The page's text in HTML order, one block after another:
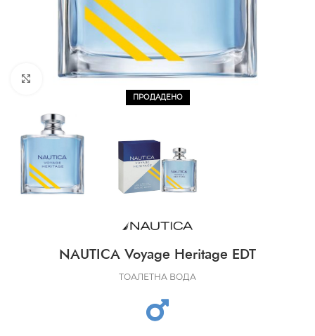
ПРОДАДЕНО
CLICK TO ENLARGE
NAUTICA Voyage Heritage EDT
ТОАЛЕТНА ВОДА